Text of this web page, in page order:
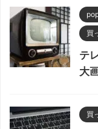
買
テ
大
買